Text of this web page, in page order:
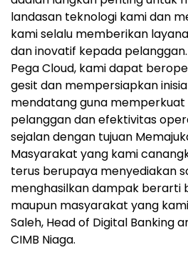
landasan teknologi kami dan
kami selalu memberikan
dan inovatif kepada
Pega Cloud, kami dapat
gesit dan mempersiapkan
mendatang guna
pelanggan dan efektivitas
sejalan dengan tujuan
Masyarakat yang kami
terus berupaya menyediakan
menghasilkan dampak berarti
maupun masyarakat yang
Saleh, Head of Digital Banking
CIMB Niaga.